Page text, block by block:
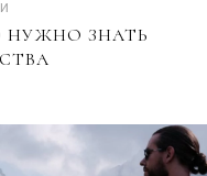
НУЖНО ЗНАТЬ